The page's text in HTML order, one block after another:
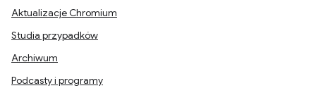
Aktualizacje Chromium
Studia przypadków
Archiwum
Podcasty i programy